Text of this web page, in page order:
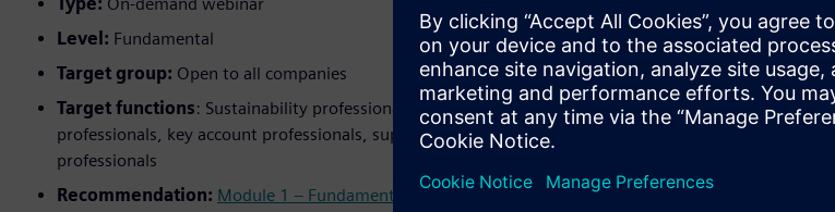
Type: On-demand webinar
Level: Fundamental
Target group: Open to all companies
Target functions: Sustainability professionals, environmental compliance professionals, quality
professionals, key account professionals, supply chain management professionals, operations
professionals
Recommendation: Module 1 – Fundamentals of Sustainability
Module 2 – Sustainability in the